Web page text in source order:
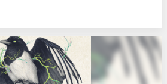
en rien à aujourd'hui, cette lettre est-elle une
de découverte,...